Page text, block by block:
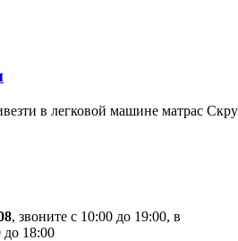
в легковой машине матрас
, звоните с 10:00 до 19:00, в
18:00